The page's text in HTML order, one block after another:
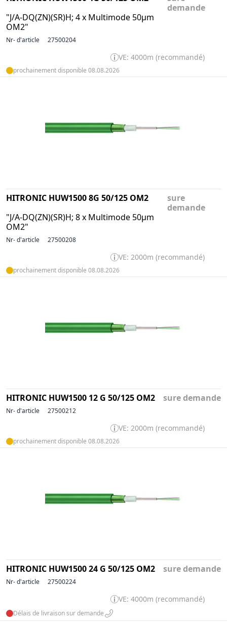
"J/A-DQ(ZN)(SR)H; 4 x Multimode 50µm
OM2"
demande
Nr- d'article 27500204
VE: 4000m (recommandé)
prochainement disponible 08.08.2026
HITRONIC HUW1500 8G 50/125 OM2
"J/A-DQ(ZN)(SR)H; 8 x Multimode 50µm
OM2"
sure
demande
Nr- d'article 27500208
VE: 2000m (recommandé)
prochainement disponible 08.08.2026
HITRONIC HUW1500 12 G 50/125 OM2 sure demande
Nr- d'article 27500212
VE: 2000m (recommandé)
prochainement disponible 08.08.2026
HITRONIC HUW1500 24 G 50/125 OM2 sure demande
Nr- d'article 27500224
VE: 4000m (recommandé)
Délais de livraison sur demande